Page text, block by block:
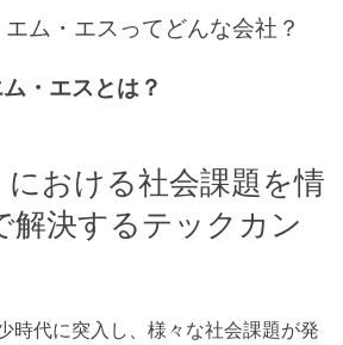
ム・エスってどんな会社？
・エスとは？
における社会課題を情
解決するテックカン
時代に突入し、様々な社会課題が発